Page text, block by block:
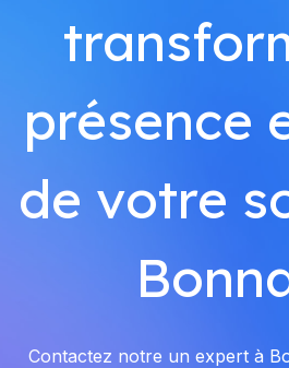
présence
de votre
Contactez notre un expert à